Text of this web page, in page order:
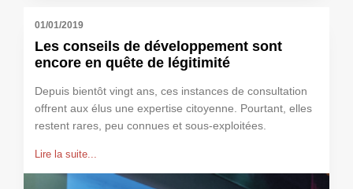
01/01/2019
Les conseils de développement sont
encore en quête de légitimité
Depuis bientôt vingt ans, ces instances de consultation
offrent aux élus une expertise citoyenne. Pourtant, elles
restent rares, peu connues et sous-exploitées.
Lire la suite...